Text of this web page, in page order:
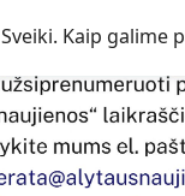
Sveiki. Kaip galime